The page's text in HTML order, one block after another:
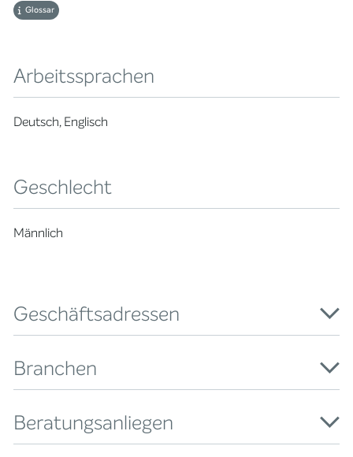
Glossar
Arbeitssprachen
Deutsch, Englisch
Geschlecht
Männlich
Geschäftsadressen
Branchen
Beratungsanliegen